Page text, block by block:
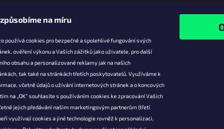
na míru
používá cookies pro bezpečné a spolehlivé fungování svých
ověření výkonu a Vašich zážitků jako uživatele, pro další
obsahu a personalizované reklamy jak na našich
tak také na stránkách třetích poskytovatelů. Využíváme k
včetně údajů o užívání internetových stránek a o koncových
na „OK“ souhlasíte s používáním cookies ke zpracování Vašich
jejich předávání našim marketingovým partnerům (třetí
využívají cookies a jiné technologie rovněž k personalizaci,
pro vás
a
Facebook